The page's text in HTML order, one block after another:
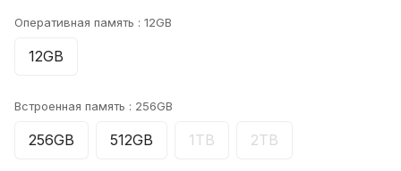
Оперативная память : 12GB
12GB
Встроенная память : 256GB
256GB 512GB 1TB 2TB